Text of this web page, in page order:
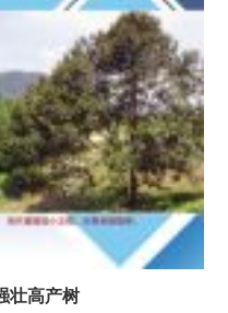
壮高产树